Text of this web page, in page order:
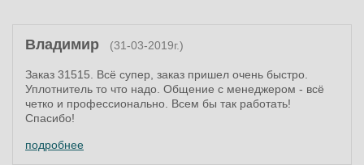
Владимир (31-03-2019г.)
Заказ 31515. Всё супер, заказ пришел очень быстро.
Уплотнитель то что надо. Общение с менеджером - всё
четко и профессионально. Всем бы так работать!
Спасибо!
подробнее